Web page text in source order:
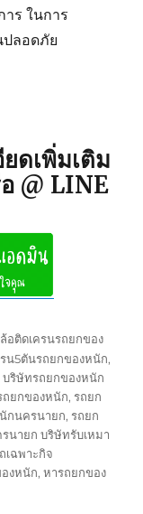
าร ในการ
ปลอดภัย
ดเพิ่มเติม
@ LINE
อติดเครนรถยกของ
น5ตันรถยกของหนัก,
บริษัทรถยกของหนัก
ถยกของหนัก,รถยก
กนครนายก,รถยก
นายก บริษัทรับเหมา
เฉพาะกิจ
งหนัก,หารถยกของ